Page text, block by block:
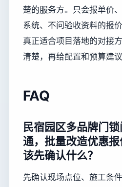
楚的服务方。只会报单价
系统、不问验收资料的报
真正适合项目落地的对接
清楚，再给配置和预算建议
FAQ
民宿园区多品牌门
通，批量改造优惠
该先确认什么？
先确认现场点位、施工条